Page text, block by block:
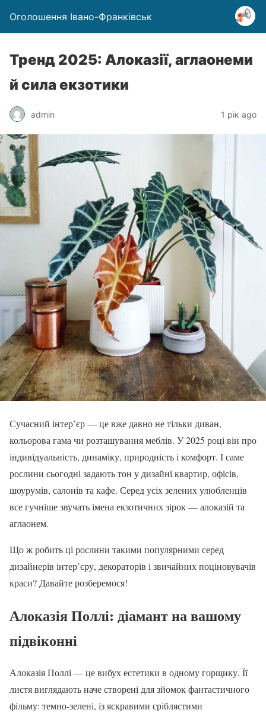
Оголошення Івано-Франківськ
Тренд 2025: Алоказії, аглаонеми
й сила екзотики
admin 1 рік ago
Сучасний інтер’єр — це вже давно не тільки диван,
кольорова гама чи розташування меблів. У 2025 році він про
індивідуальність, динаміку, природність і комфорт. І саме
рослини сьогодні задають тон у дизайні квартир, офісів,
шоурумів, салонів та кафе. Серед усіх зелених улюбленців
все гучніше звучать імена екзотичних зірок — алоказій та
аглаонем.
Що ж робить ці рослини такими популярними серед
дизайнерів інтер’єру, декораторів і звичайних поціновувачів
краси? Давайте розберемося!
Алоказія Поллі: діамант на вашому
підвіконні
Алоказія Поллі — це вибух естетики в одному горщику. Її
листя виглядають наче створені для зйомок фантастичного
фільму: темно-зелені, із яскравими сріблястими